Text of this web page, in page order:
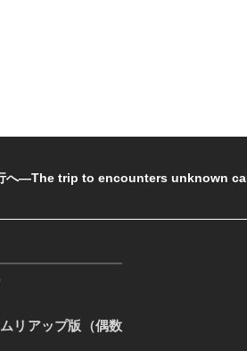
行へ―The trip to encounters unknown
リアップ版（偶数